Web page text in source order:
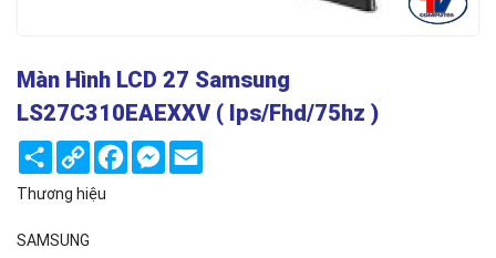
Màn Hình LCD 27 Samsung
LS27C310EAEXXV ( Ips/fhd/75hz )
Share
Copy
Link
FacebookMessenger
Thương hiệu
SAMSUNG